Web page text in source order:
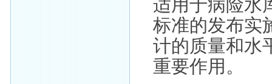
适用于病险水
标准的发布实
计的质量和水
重要作用。